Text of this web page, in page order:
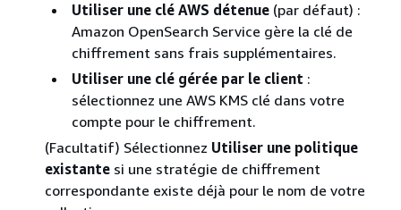
Utiliser une clé AWS détenue (par défaut) :
Amazon OpenSearch Service gère la clé de
chiffrement sans frais supplémentaires.
Utiliser une clé gérée par le client :
sélectionnez une AWS KMS clé dans votre
compte pour le chiffrement.
(Facultatif) Sélectionnez Utiliser une politique
existante si une stratégie de chiffrement
correspondante existe déjà pour le nom de votre